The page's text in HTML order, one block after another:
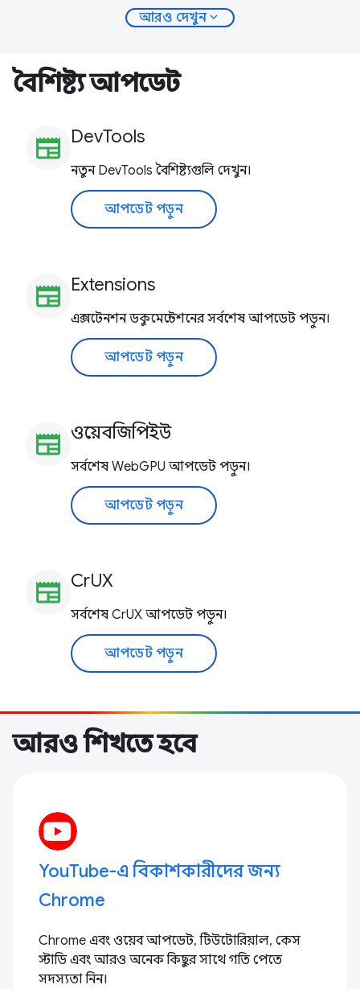
আরও দেখুনexpand_more
বৈশিষ্ট্য আপডেট
newspaper DevTools
নতুন DevTools বৈশিষ্ট্যগুলি দেখুন।
আপডেট পড়ুন
newspaper Extensions
এক্সটেনশন ডকুমেন্টেশনের সর্বশেষ আপডেট পড়ুন।
আপডেট পড়ুন
newspaper ওয়েবজিপিইউ
সর্বশেষ WebGPU আপডেট পড়ুন।
আপডেট পড়ুন
newspaper CrUX
সর্বশেষ CrUX আপডেট পড়ুন।
আপডেট পড়ুন
আরও শিখতে হবে
YouTube-এ বিকাশকারীদের জন্য
Chrome
Chrome এবং ওয়েব আপডেট, টিউটোরিয়াল, কেস
স্টাডি এবং আরও অনেক কিছুর সাথে গতি পেতে
সদস্যতা নিন।